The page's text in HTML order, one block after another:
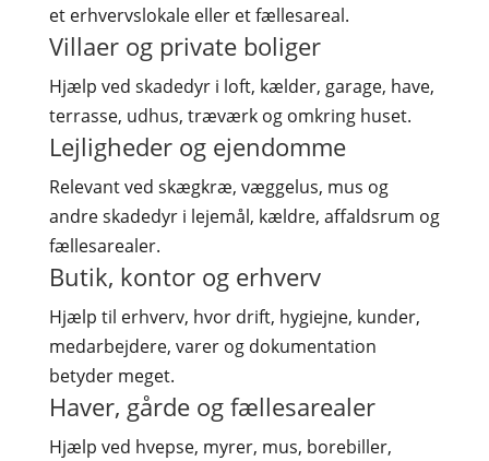
et erhvervslokale eller et fællesareal.
Villaer og private boliger
Hjælp ved skadedyr i loft, kælder, garage, have,
terrasse, udhus, træværk og omkring huset.
Lejligheder og ejendomme
Relevant ved skægkræ, væggelus, mus og
andre skadedyr i lejemål, kældre, affaldsrum og
fællesarealer.
Butik, kontor og erhverv
Hjælp til erhverv, hvor drift, hygiejne, kunder,
medarbejdere, varer og dokumentation
betyder meget.
Haver, gårde og fællesarealer
Hjælp ved hvepse, myrer, mus, borebiller,